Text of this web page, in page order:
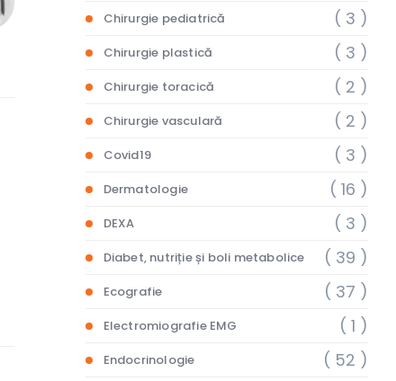
Chirurgie pediatrică ( 3 )
Chirurgie plastică ( 3 )
Chirurgie toracică ( 2 )
Chirurgie vasculară ( 2 )
Covid19 ( 3 )
Dermatologie ( 16 )
DEXA ( 3 )
Diabet, nutriție și boli metabolice ( 39 )
Ecografie ( 37 )
Electromiografie EMG ( 1 )
Endocrinologie ( 52 )